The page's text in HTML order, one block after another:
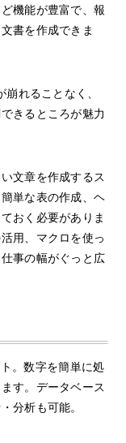
機能が豊富で、報
書を作成できま
れることなく、
きるところが魅力
文章を作成するス
単な表の作成、ヘ
おく必要がありま
用、マクロを使っ
事の幅がぐっと広
。数字を簡単に処
す。データベース
分析も可能。